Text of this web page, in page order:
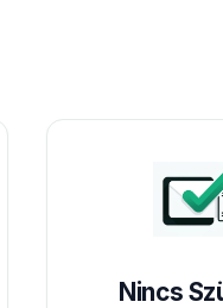
Nincs